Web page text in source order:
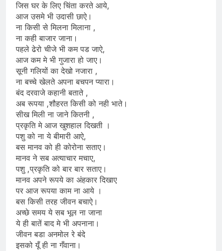
जिस घर के लिए चिंता करते आये,
आज उसमे भी उदासी छाऐ।
ना किसी से मिलना मिलाना ,
ना कही बाजार जाना।
पहले ढेरो चीजे भी कम पड जाऐ,
आज कम मे भी गुजारा हो जाए।
सूनी गलियों का देखो नजारा ,
ना बच्चे खेलते अपना बचपन प्यारा।
बंद दरवाजे कहानी बताते ,
अब रूपया ,शौहरत किसी को नही भाते।
सीख मिली ना जाने कितनी ,
प्रकृति मे आज खुशहाल दिखती ।
पशु को ना ये बीमारी आऐ,
बस मानव को ही कोरोना सताए।
मानव ने सब अत्याचार मचाए,
पशु ,प्रकृति को बार बार सताए।
मानव अपने रूपये का अंहकार दिखाए
पर आज रूपया काम ना आये ।
बस किसी तरह जीवन बचाऐ।
अच्छे समय ये सब भूल ना जाना
ये ही बातें बाद मे भी अपनाना।
जीवन बडा अनमोल रे बंदे
इसको यूँ ही ना गँवाना।